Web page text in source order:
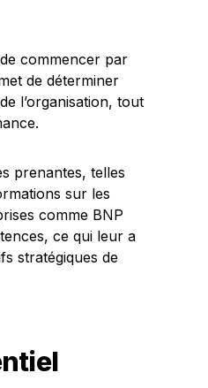
commencer par
de déterminer
l’organisation, tout
prenantes, telles
sur les
comme BNP
ce qui leur a
stratégiques de